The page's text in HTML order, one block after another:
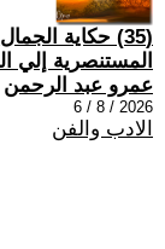
(35) حكاية
المستنصرية إلي
عمرو عبد الرحمن
2026 / 8 / 6
الادب والفن